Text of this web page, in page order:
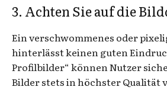
3. Achten Sie auf die
Ein verschwommenes oder
hinterlässt keinen guten
Profilbilder“ können Nutzer
Bilder stets in höchster Qualität